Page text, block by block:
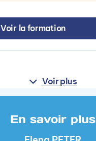
Voir la formation
Voir plus
En savoir plus